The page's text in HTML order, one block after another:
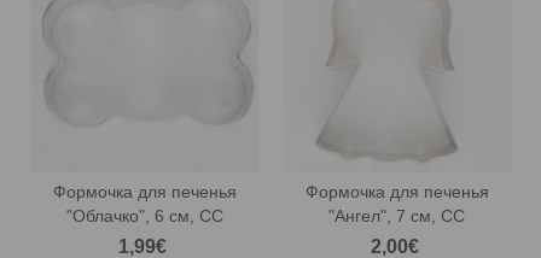
Формочка для печенья
"Облачко", 6 см, CC
1,99€
Формочка для печенья
"Ангел", 7 см, CC
2,00€